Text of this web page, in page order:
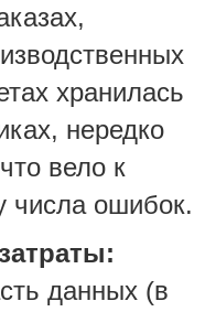
хранилась
нередко
вело к
числа ошибок.
данных (в